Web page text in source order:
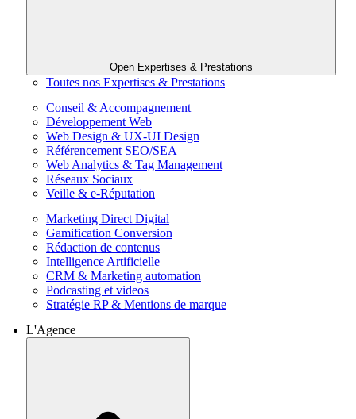
Open Expertises & Prestations
Toutes nos Expertises & Prestations
Conseil & Accompagnement
Développement Web
Web Design & UX-UI Design
Référencement SEO/SEA
Web Analytics & Tag Management
Réseaux Sociaux
Veille & e-Réputation
Marketing Direct Digital
Gamification Conversion
Rédaction de contenus
Intelligence Artificielle
CRM & Marketing automation
Podcasting et videos
Stratégie RP & Mentions de marque
L'Agence